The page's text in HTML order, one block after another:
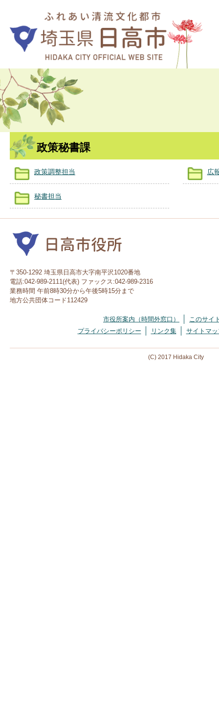
政策秘書課
政策調整担当 広
秘書担当
〒350-1292 埼玉県日高市大字南平沢1020番地
電話:042-989-2111(代表) ファックス:042-989-2316
業務時間 午前8時30分から午後5時15分まで
地方公共団体コード112429
市役所案内（時間外窓口）
このサイ
プライバシーポリシー
リンク集 サイトマッ
(C) 2017 Hidaka City